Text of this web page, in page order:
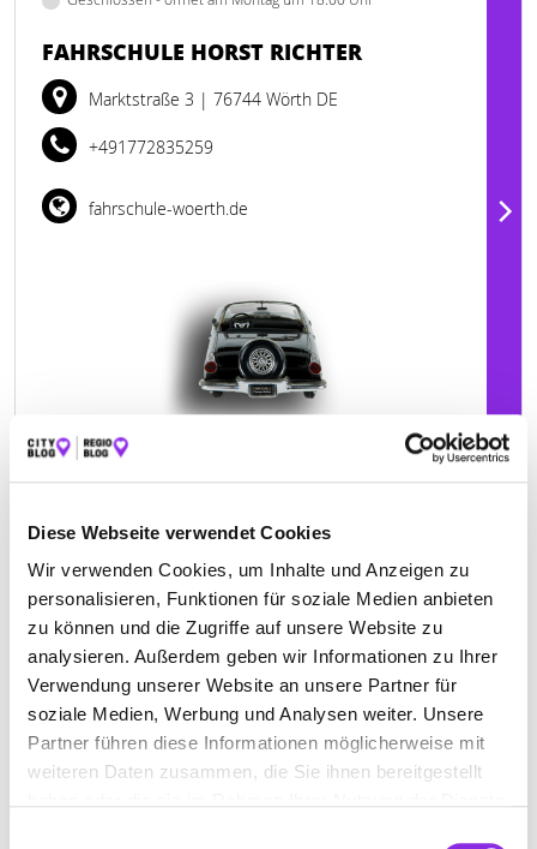
Diese Webseite verwendet Cookies
Wir verwenden Cookies, um Inhalte und Anzeigen zu
personalisieren, Funktionen für soziale Medien anbieten
zu können und die Zugriffe auf unsere Website zu
analysieren. Außerdem geben wir Informationen zu Ihrer
Verwendung unserer Website an unsere Partner für
soziale Medien, Werbung und Analysen weiter. Unsere
Partner führen diese Informationen möglicherweise mit
weiteren Daten zusammen, die Sie ihnen bereitgestellt
FAHRSCHULE HORST RICHTER
Marktstraße 3 | 76744 Wörth DE
+491772835259
fahrschule-woerth.de
FAHRSCHULE CHRISTOPHERI
Bahnhofstraße 10| 56355 Nastätten DE
+4967723330
www.fahrschule-christopheri.de